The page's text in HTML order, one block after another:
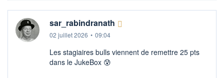
sar_rabindranath
02 juillet 2026 • 09:04
Les stagiaires bulls viennent de remettre 25 pts
dans le JukeBox 😰